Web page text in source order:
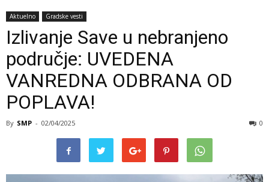
Aktuelno Gradske vesti
Izlivanje Save u nebranjeno
područje: UVEDENA
VANREDNA ODBRANA OD
POPLAVA!
By SMP - 02/04/2025 0